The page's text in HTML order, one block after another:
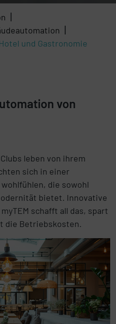
und Gastronomie
von
leben von ihrem
sich in einer
die sowohl
bietet. Innovative
schafft all das, spart
die Betriebskosten.